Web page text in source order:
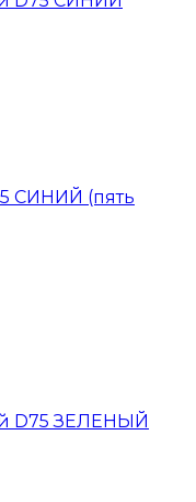
СИНИЙ (пять